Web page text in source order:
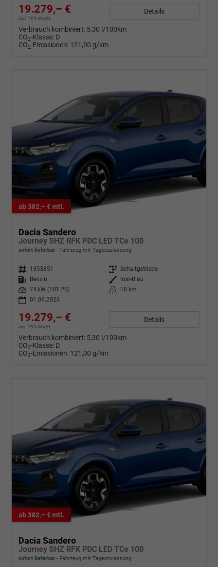
19.279,– €
incl. 19% MwSt.
Details
Verbrauch kombiniert: 5,30 l/100km
CO2-Klasse: D
CO2-Emissionen: 121,00 g/km
ab 382,– € mtl.
Dacia Sandero
Journey SHZ RFK PDC LED TCe 100
sofort lieferbar Fahrzeug mit Tageszulassung
Fahrzeugnr. 1353851 Getriebe Schaltgetriebe
Kraftstoff
Benzin Außenfarbe
Iron-Blau
Leistung
74 kW (101 PS) Kilometerstand
10 km
01.06.2026
19.279,– €
incl. 19% MwSt.
Details
Verbrauch kombiniert: 5,30 l/100km
CO2-Klasse: D
CO2-Emissionen: 121,00 g/km
ab 382,– € mtl.
Dacia Sandero
Journey SHZ RFK PDC LED TCe 100
sofort lieferbar Fahrzeug mit Tageszulassung